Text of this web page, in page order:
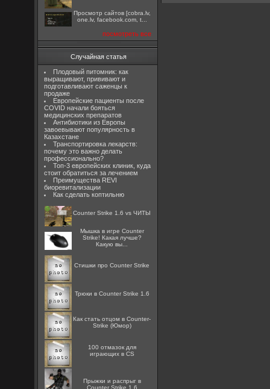
Просмотр сайтов [cobra.lv,
one.lv, facebook.com, t...
посмотреть все
Случайная статья
Плодовый питомник: как
выращивают, прививают и
подготавливают саженцы к
продаже
Европейские пациенты после
COVID начали бояться
медицинских препаратов
Антибиотики из Европы
завоевывают популярность в
Казахстане
Транспортировка лекарств:
почему это важно делать
профессионально?
Топ-3 европейских клиник, куда
стоит обратиться за лечением
Преимущества REVI
биоревитализации
Как сделать коптильню
Counter Strike 1.6 vs ЧИТЫ
Мышка в игре Counter
Strike! Какая лучше?
Какую вы...
Стишки про Counter Strike
Трюки в Counter Strike 1.6
Как стать отцом в Counter-
Strike (Юмор)
100 отмазок для
играющих в CS
Прыжки и распрыг в
Counter Strike 1.6